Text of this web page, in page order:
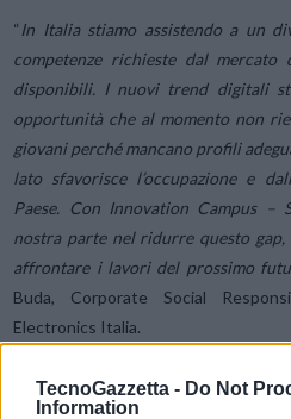
TecnoGazzetta - Do Not
Information
“ In Italia stiamo assistendo a un
competenze richieste dal
disponibili. I nuovi trend digitali
opportunità che al momento non
giovani perché mancano profili
lato sfavorisce l’occupazione e
Paese. Con Innovation Campus –
nostra parte nel ridurre questo
affrontare i lavori del prossimo
Buda, Corporate Social
Electronics Italia.
“Con questo progetto l’Università